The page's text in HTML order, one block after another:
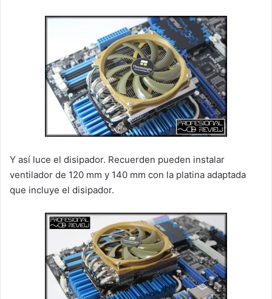
Y así luce el disipador. Recuerden pueden instalar
ventilador de 120 mm y 140 mm con la platina adaptada
que incluye el disipador.